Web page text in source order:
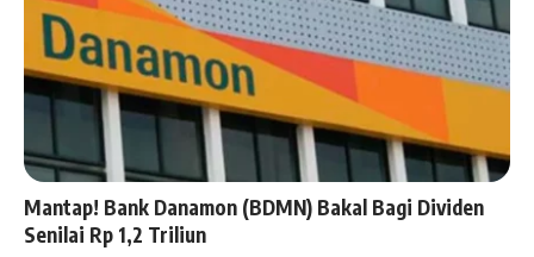
Mantap! Bank Danamon (BDMN) Bakal Bagi Dividen
Senilai Rp 1,2 Triliun